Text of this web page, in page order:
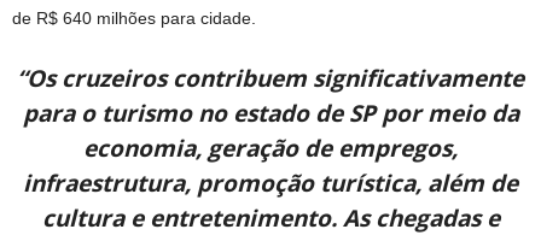
de R$ 640 milhões para cidade.
“Os cruzeiros contribuem significativamente
para o turismo no estado de SP por meio da
economia, geração de empregos,
infraestrutura, promoção turística, além de
cultura e entretenimento. As chegadas e